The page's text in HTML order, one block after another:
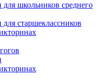
для школьников среднего
для старшеклассников